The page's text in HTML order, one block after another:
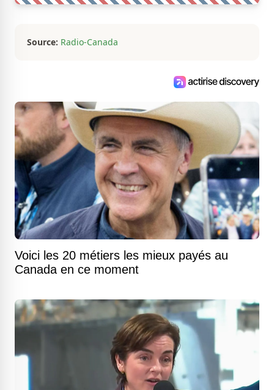
Source: Radio-Canada
Voici les 20 métiers les mieux payés au
Canada en ce moment